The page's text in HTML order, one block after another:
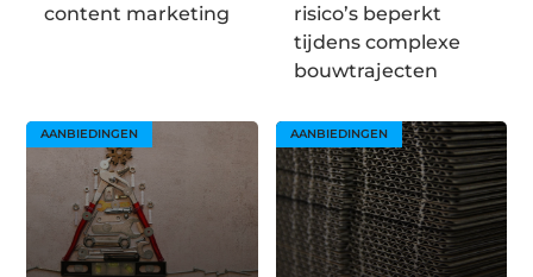
content marketing
risico’s beperkt
tijdens complexe
bouwtrajecten
AANBIEDINGEN AANBIEDINGEN